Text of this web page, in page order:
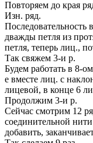
Повторяем до края
Изн. ряд.
Последовательность
дважды петля из
петля, теперь лиц.,
Так свяжем 3-и р.
Будем работать в 8-
е вместе лиц. с
лицевой, в конце 6
Продолжим 3-и р.
Сейчас смотрим 12
соединительной
добавить,